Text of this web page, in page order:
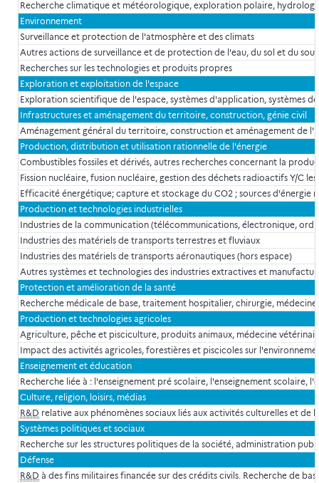
Recherche climatique et météorologique, exploration polaire,
Environnement
Surveillance et protection de l'atmosphère et des climats
Autres actions de surveillance et de protection de l'eau, du sol et du
Recherches sur les technologies et produits propres
Exploration et exploitation de l'espace
Exploration scientifique de l'espace, systèmes d'application, systèmes
Infrastructures et aménagement du territoire, construction, génie civil
Aménagement général du territoire, construction et aménagement de
Production, distribution et utilisation rationnelle de l'énergie
Combustibles fossiles et dérivés, autres recherches concernant la
Fission nucléaire, fusion nucléaire, gestion des déchets radioactifs Y/C les
Efficacité énergétique; capture et stockage du CO2 ; sources d'énergie
Production et technologies industrielles
Industries de la communication (télécommunications, électronique,
Industries des matériels de transports terrestres et fluviaux
Industries des matériels de transports aéronautiques (hors espace)
Autres systèmes et technologies des industries extractives et
Protection et amélioration de la santé
Recherche médicale de base, traitement hospitalier, chirurgie,
Production et technologies agricoles
Agriculture, pêche et pisciculture, produits animaux, médecine
Impact des activités agricoles, forestières et piscicoles sur
Enseignement et éducation
Recherche liée à : l'enseignement pré scolaire, l'enseignement scolaire,
Culture, religion, loisirs, médias
R&D relative aux phénomènes sociaux liés aux activités culturelles et
Systèmes politiques et sociaux
Recherche sur les structures politiques de la société, administration
Défense
R&D à des fins militaires financée sur des crédits civils. Recherche de